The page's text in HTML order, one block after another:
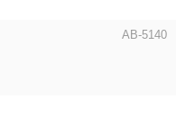
AB-5140